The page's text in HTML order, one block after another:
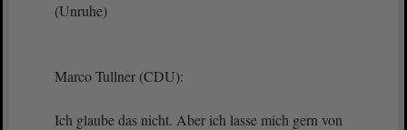
(Unruhe)
Marco Tullner (CDU):
Ich glaube das nicht. Aber ich lasse mich gern von